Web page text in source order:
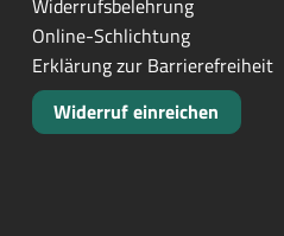
Widerrufsbelehrung
Online-Schlichtung
Erklärung zur Barrierefreiheit
Widerruf einreichen